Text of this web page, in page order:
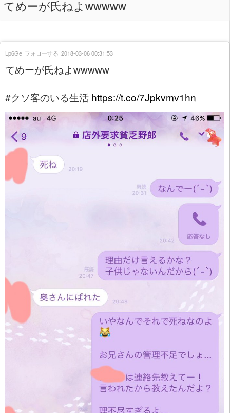
てめーが氏ねよwwwww
てめーが氏ねよwwwww
#クソ客のいる生活 https://t.co/7Jpkvmv1hn
Lp6Ge フォローする 2018-03-06 00:31:53